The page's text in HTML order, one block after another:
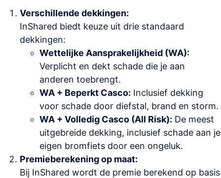
Verschillende dekkingen:
InShared biedt keuze uit drie standaard
dekkingen:
Wettelijke Aansprakelijkheid (WA):
Verplicht en dekt schade die je aan
anderen toebrengt.
WA + Beperkt Casco: Inclusief dekking
voor schade door diefstal, brand en storm.
WA + Volledig Casco (All Risk): De meest
uitgebreide dekking, inclusief schade aan je
eigen bromfiets door een ongeluk.
Premieberekening op maat:
Bij InShared wordt de premie berekend op basis